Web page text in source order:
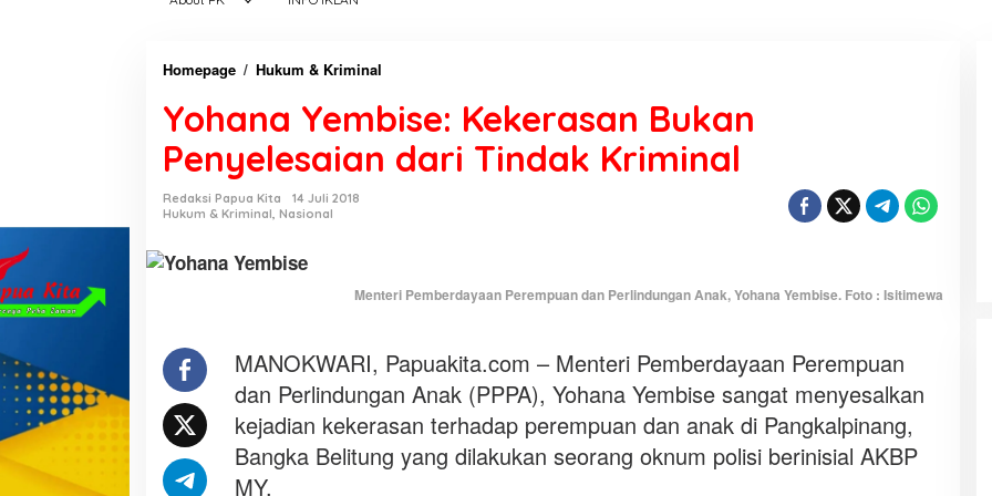
Homepage / Hukum & Kriminal
h
n
b
e
:
K
e
k
Yohana Yembise: Kekerasan Bukan
Penyelesaian dari Tindak Kriminal
Redaksi Papua Kita
14 Juli 2018
Hukum & Kriminal, Nasional
Menteri Pemberdayaan Perempuan dan Perlindungan Anak, Yohana Yembise. Foto : Isitimewa
MANOKWARI, Papuakita.com – Menteri Pemberdayaan Perempuan
dan Perlindungan Anak (PPPA), Yohana Yembise sangat menyesalkan
kejadian kekerasan terhadap perempuan dan anak di Pangkalpinang,
Bangka Belitung yang dilakukan seorang oknum polisi berinisial AKBP
MY.
KEMARAU, ANTARA SUNNATULLAH
DAN MUHASABAH